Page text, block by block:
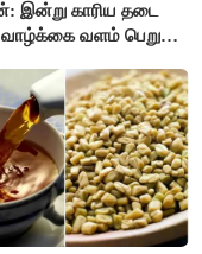
இன்று காரிய தடை
வாழ்க்கை வளம் பெறும்.
நல்லது..!